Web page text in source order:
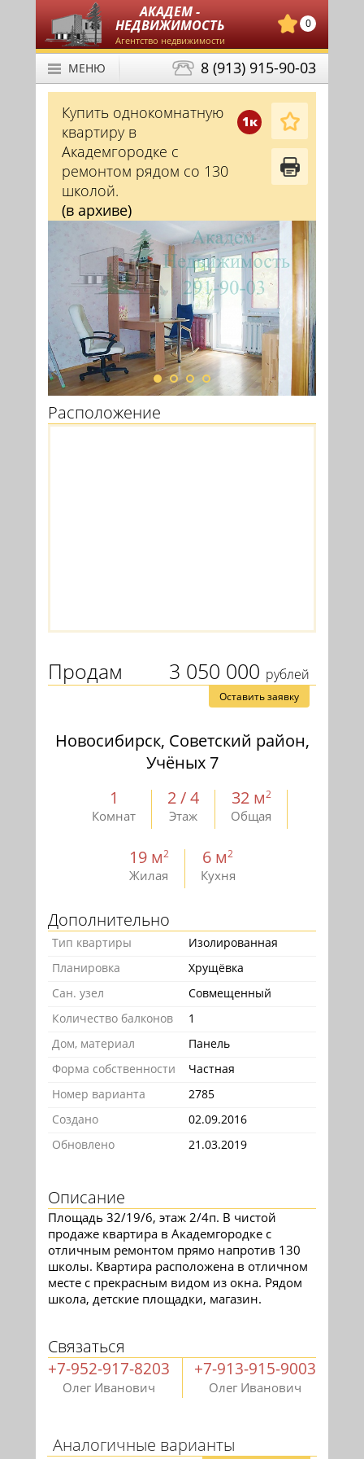
АКАДЕМ -
НЕДВИЖИМОСТЬ
Агентство недвижимости
0
8 (913) 915-90-03
МЕНЮ
1к
Купить однокомнатную
квартиру в
Академгородке с
ремонтом рядом со 130
школой.
(в архиве)
Расположение
3 050 000 рублей
Продам
Оставить заявку
Новосибирск, Советский район,
Учёных 7
1
Комнат
2 / 4
Этаж
32 м2
Общая
19 м2
Жилая
6 м2
Кухня
Дополнительно
Тип квартиры
Изолированная
Планировка
Хрущёвка
Сан. узел
Совмещенный
Количество балконов
1
Дом, материал
Панель
Форма собственности
Частная
Номер варианта
2785
Создано
02.09.2016
Обновлено
21.03.2019
Описание
Площадь 32/19/6, этаж 2/4п. В чистой
продаже квартира в Академгородке с
отличным ремонтом прямо напротив 130
школы. Квартира расположена в отличном
месте с прекрасным видом из окна. Рядом
школа, детские площадки, магазин.
Связаться
+7-952-917-8203
Олег Иванович
+7-913-915-9003
Олег Иванович
Аналогичные варианты